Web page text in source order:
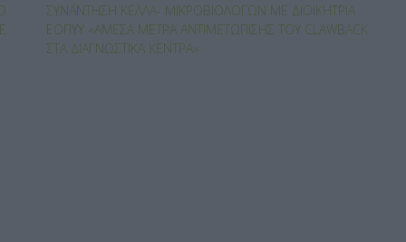
ΣΥΝΆΝΤΗΣΗ ΚΈΛΛΑ- ΜΙΚΡΟΒΙΟΛΌΓΩΝ ΜΕ ΔΙΟΙΚΉΤΡΙΑ
ΕΟΠΥΥ «ΆΜΕΣΑ ΜΈΤΡΑ ΑΝΤΙΜΕΤΏΠΙΣΗΣ ΤΟΥ CLAWBACK
ΣΤΑ ΔΙΑΓΝΩΣΤΙΚΆ ΚΈΝΤΡΑ»